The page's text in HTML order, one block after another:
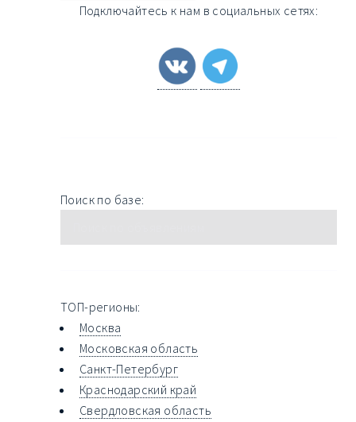
Подключайтесь к нам в социальных сетях:
Поиск по базе:
ТОП-регионы:
Москва
Московская область
Санкт-Петербург
Краснодарский край
Свердловская область